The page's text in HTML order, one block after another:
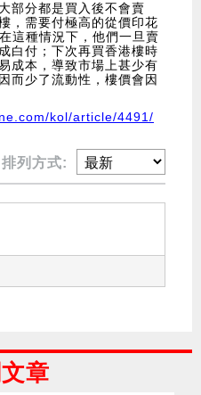
部分都是買入後不會賣
，需要付極高的從價印花
這種情況下，他們一旦賣
白付；下次再買香港樓時
成本，導致市場上甚少有
而少了流動性，樓價會因
kol/article/4491/
排列方式:
章